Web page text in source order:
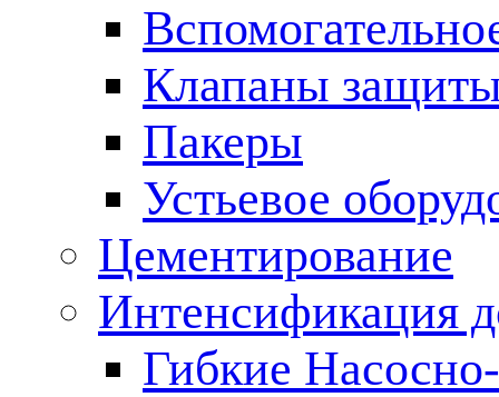
Клапаны
Пакеры
Устьевое
Цементирование
Интенсификация
Гибкие